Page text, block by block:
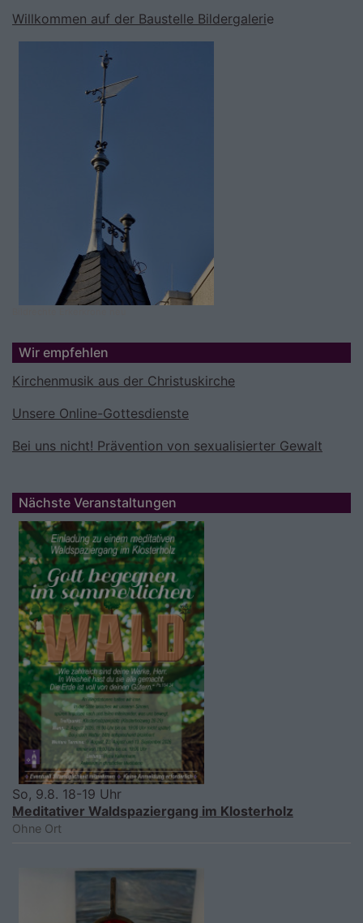
Willkommen auf der Baustelle Bildergalerie
Wir empfehlen
Kirchenmusik aus der Christuskirche
Unsere Online-Gottesdienste
Bei uns nicht! Prävention von sexualisierter Gewalt
Nächste Veranstaltungen
So, 9.8. 18-19 Uhr
Meditativer Waldspaziergang im Klosterholz
Ohne Ort